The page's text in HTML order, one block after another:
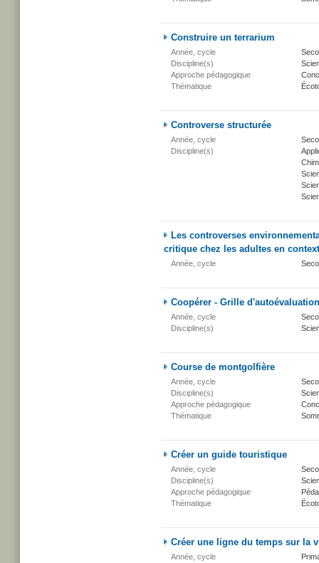
Construire un terrarium
Année, cycle
Discipline(s)
Approche pédagogique
Thématique
Controverse structurée
Année, cycle
Discipline(s)
Les controverses
critique chez les adultes en
Année, cycle
Coopérer - Grille d'autoévaluation
Année, cycle
Discipline(s)
Course de montgolfière
Année, cycle
Discipline(s)
Approche pédagogique
Thématique
Créer un guide touristique
Année, cycle
Discipline(s)
Approche pédagogique
Thématique
Créer une ligne du temps sur la
Année, cycle